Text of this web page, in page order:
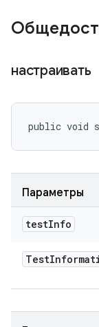
настраивать
public void
Параметры
testInfo
Test